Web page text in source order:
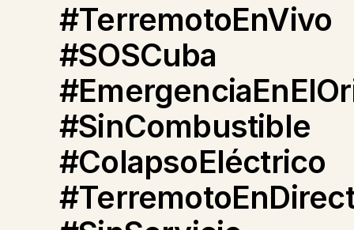
#TerremotoEnVivo
#SOSCuba
#SinCombustible
#ColapsoEléctrico